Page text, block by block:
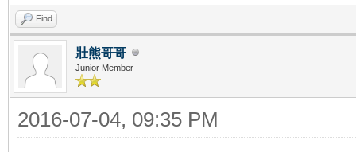
Find
壯熊哥哥
Junior Member
2016-07-04, 09:35 PM